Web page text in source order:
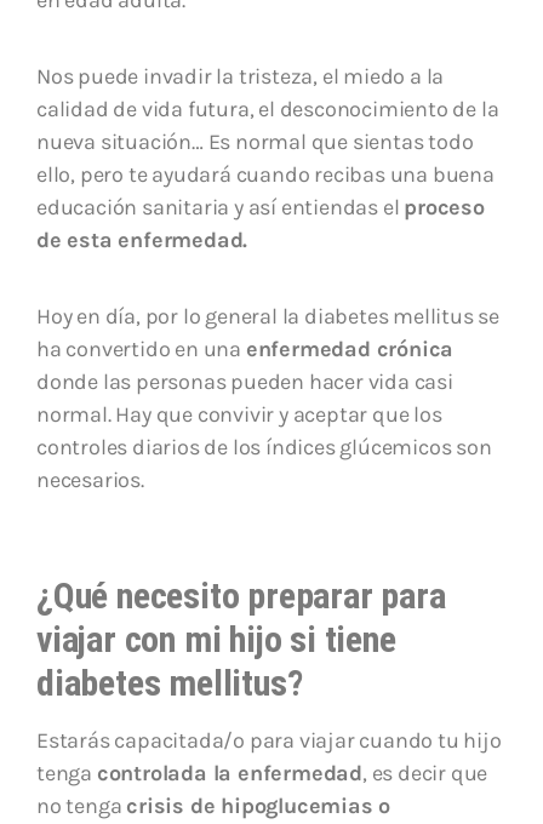
Nos puede invadir la tristeza, el miedo a la
calidad de vida futura, el desconocimiento de la
nueva situación… Es normal que sientas todo
ello, pero te ayudará cuando recibas una buena
educación sanitaria y así entiendas el proceso
de esta enfermedad.
Hoy en día, por lo general la diabetes mellitus se
ha convertido en una enfermedad crónica
donde las personas pueden hacer vida casi
normal. Hay que convivir y aceptar que los
controles diarios de los índices glúcemicos son
necesarios.
¿Qué necesito preparar para
viajar con mi hijo si tiene
diabetes mellitus?
Estarás capacitada/o para viajar cuando tu hijo
tenga controlada la enfermedad, es decir que
no tenga crisis de hipoglucemias o